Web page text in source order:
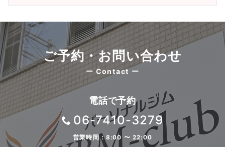
ご予約・お問い合わせ
ー Contact ー
電話で予約
06-7410-3279
営業時間：8:00 〜 22:00